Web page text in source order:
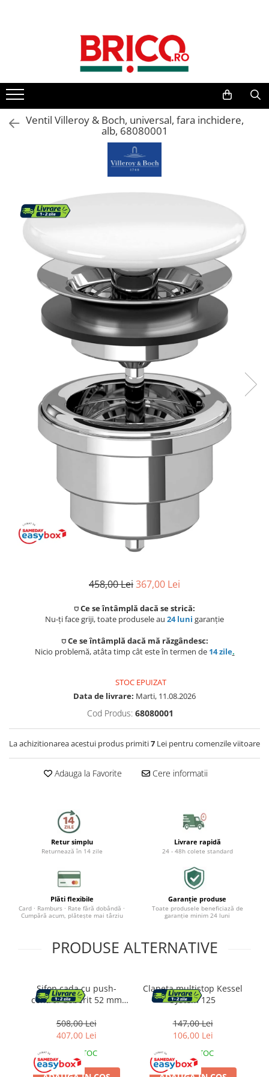
Toate Produsele
Baterii bucatarie
Baterii bideu si dus igienic
Accesorii baterii
Sisteme de dus
Coloane de dus
Seturi de dus
Sisteme de dus incastrate
Brate si palarii dus
Rigole si scurgere dus
Pare, furtunuri si accesorii
Accesorii dus
Toalete
Rame instalare
Clapete de actionare
Capace WC
Ingrijire personala
Uscatoare de par
Placi de indreptat parul
Epilatoare
Cantare corporale
Dulapuri baie
Mobilier baie
Oglinzi baie
Accesorii baie
Cuiere si suporturi prosoape
Accesorii cada
Suporturi si accesorii de baie
Ventil Villeroy & Boch, universal, fara inchidere,
alb, 68080001
458,00 Lei367,00 Lei
⛉ Ce se întâmplă dacă se strică:
Nu-ți face griji, toate produsele au 24 luni garanție
⛉ Ce se întâmplă dacă mă răzgândesc:
Nicio problemă, atâta timp cât este în termen de 14 zile.
STOC EPUIZAT
Data de livrare: Marti, 11.08.2026
Cod Produs: 68080001
La achizitionarea acestui produs primiti7 Lei pentru comenzile viitoare
Adauga la Favorite Cere informatii
Retur simplu
Returnează în 14 zile
Livrare rapidă
24 - 48h colete standard
Plăti flexibile
Card · Ramburs · Rate fără dobândă ·
Cumpără acum, plătește mai târziu
Garanție produse
Toate produsele beneficiază de
garanție minim 24 luni
PRODUSE ALTERNATIVE
Sifon cada cu push-
control Geberit 52 mm
508,00 Lei
407,00 Lei
IN STOC
Clapeta multistop Kessel
System 125
147,00 Lei
106,00 Lei
IN STOC